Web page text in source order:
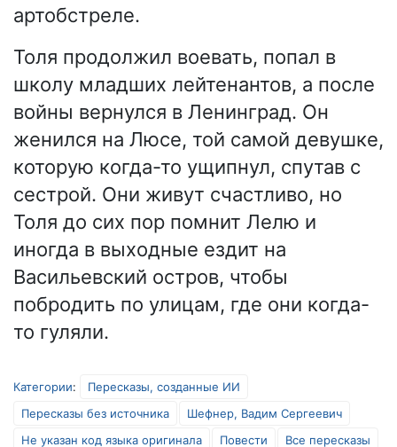
артобстреле.
Толя продолжил воевать, попал в
школу младших лейтенантов, а после
войны вернулся в Ленинград. Он
женился на Люсе, той самой девушке,
которую когда-то ущипнул, спутав с
сестрой. Они живут счастливо, но
Толя до сих пор помнит Лелю и
иногда в выходные ездит на
Васильевский остров, чтобы
побродить по улицам, где они когда-
то гуляли.
Категории:
Пересказы, созданные ИИ
Пересказы без источника
Шефнер, Вадим Сергеевич
Не указан код языка оригинала
Повести Все пересказы